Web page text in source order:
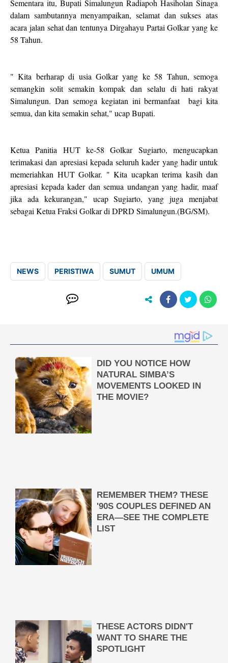
Sementara itu, Bupati Simalungun Radiapoh Hasiholan Sinaga
dalam sambutannya menyampaikan, selamat dan sukses atas
acara jalan sehat dan tentunya Dirgahayu Partai Golkar yang ke
58 Tahun.
" Kita berharap di usia Golkar yang ke 58 Tahun, semoga
semangkin solit semakin kompak dan selalu di hati rakyat
Simalungun. Dan semoga kegiatan ini bermanfaat bagi kita
semua, dan kita semakin sehat," ucap Bupati.
Ketua Panitia HUT ke-58 Golkar Sugiarto, mengucapkan
terimakasi dan apresiasi kepada seluruh kader yang hadir untuk
memeriahkan HUT Golkar. " Kita ucapkan terima kasih dan
apresiasi kepada kader dan semua undangan yang hadir, maaf
jika ada kekurangan," ucap Sugiarto, yang juga menjabat
sebagai Ketua Fraksi Golkar di DPRD Simalungun.(BG/SM).
NEWS PERISTIWA SUMUT UMUM